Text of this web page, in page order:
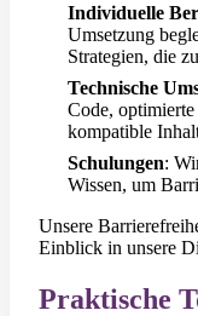
Individuelle
Umsetzung
Strategien, die
Technische
Code, optimierte
kompatible
Schulungen:
Wissen, um
Unsere
Einblick in unsere
Praktische